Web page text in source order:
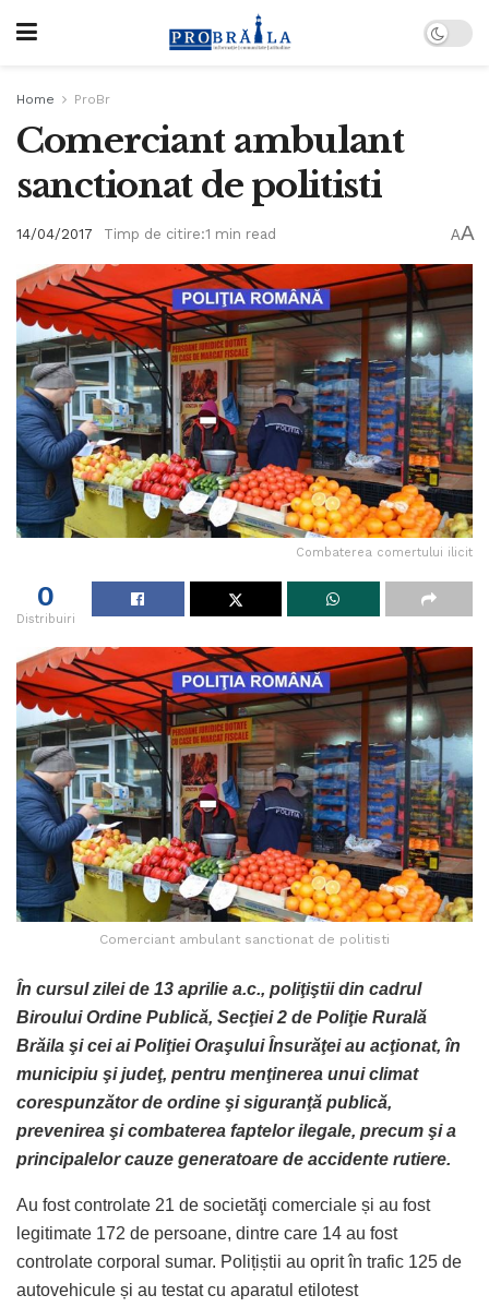
Home ProBr
Comerciant ambulant
sanctionat de politisti
14/04/2017 Timp de citire:1 min read AA
Combaterea comertului ilicit
0
Distribuiri
Comerciant ambulant sanctionat de politisti
În cursul zilei de 13 aprilie a.c., poliţiştii din cadrul
Biroului Ordine Publică, Secţiei 2 de Poliţie Rurală
Brăila şi cei ai Poliţiei Oraşului Însurăţei au acţionat, în
municipiu şi judeţ, pentru menţinerea unui climat
corespunzător de ordine şi siguranţă publică,
prevenirea şi combaterea faptelor ilegale, precum şi a
principalelor cauze generatoare de accidente rutiere.
Au fost controlate 21 de societăţi comerciale și au fost
legitimate 172 de persoane, dintre care 14 au fost
controlate corporal sumar. Polițiștii au oprit în trafic 125 de
autovehicule și au testat cu aparatul etilotest